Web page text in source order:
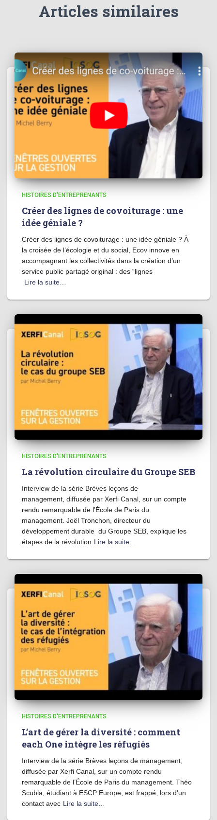
Articles similaires
HISTOIRES D'ENTREPRENANTS
Créer des lignes de covoiturage : une
idée géniale ?
Créer des lignes de covoiturage : une idée géniale ? À
la croisée de l’écologie et du social, Ecov innove en
accompagnant les collectivités dans la création d’un
service public partagé original : des “lignes
Lire la suite…
HISTOIRES D'ENTREPRENANTS
La révolution circulaire du Groupe SEB
Interview de la série Brèves leçons de
management, diffusée par Xerfi Canal, sur un compte
rendu remarquable de l’École de Paris du
management. Joël Tronchon, directeur du
développement durable du Groupe SEB, explique les
étapes de la révolution Lire la suite…
HISTOIRES D'ENTREPRENANTS
L’art de gérer la diversité : comment
each One intègre les réfugiés
Interview de la série Brèves leçons de management,
diffusée par Xerfi Canal, sur un compte rendu
remarquable de l’École de Paris du management. Théo
Scubla, étudiant à ESCP Europe, est frappé, lors d’un
contact avec Lire la suite…